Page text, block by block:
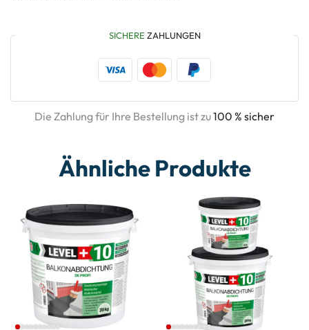
SICHERE ZAHLUNGEN
Die Zahlung für Ihre Bestellung ist zu100 % sicher
Ähnliche Produkte